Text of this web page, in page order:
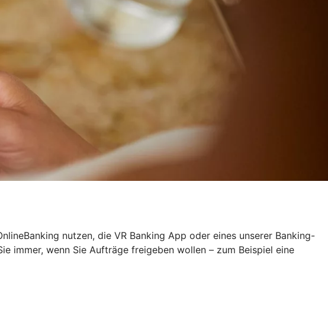
nutzen, die VR Banking App oder eines unserer Banking-
immer, wenn Sie Aufträge freigeben wollen – zum Beispiel eine